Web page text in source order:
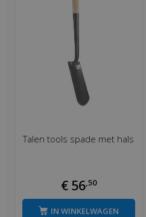
Talen tools spade met hals
€ 56 50
IN WINKELWAGEN